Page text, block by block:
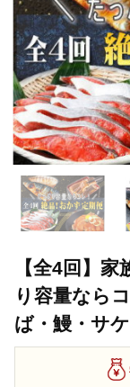
TOP 定期便
【全4回】
り容量なら
ば・鰻・サ